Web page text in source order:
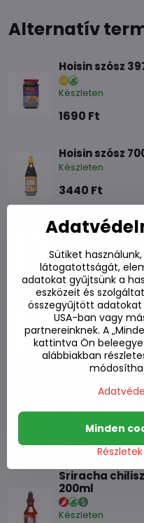
Alternatív
Hoisin szósz
Készleten
1690 Ft
Hoisin szósz
Készleten
3440 Ft
Hoisin szósz
1090 Ft
Sriracha
Készleten
2220 Ft
Sriracha
Készleten
Sriracha
200ml
Készleten
Sütiket
látogatottságát,
adatokat gyűjtsünk a
eszközeit és
összegyűjtött adatokat
USA-ban vagy
partnereinknek. A
kattintva Ön
alábbiakban
Minden